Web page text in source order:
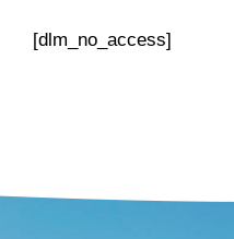
[dlm_no_access]